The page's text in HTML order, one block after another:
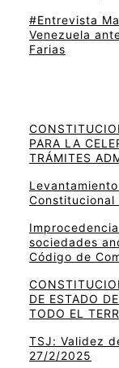
#Entrevista
Venezuela
Farias
PARA LA
TRÁMITES
sociedades
Código de
DE ESTADO
TODO EL
TSJ: Validez
27/2/2025